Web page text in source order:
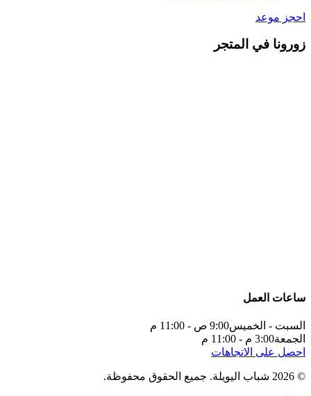
احجز موعد
زورونا في المتجر
ساعات العمل
السبت - الخميس9:00 ص - 11:00 م
الجمعة3:00 م - 11:00 م
احصل على الاتجاهات
©
2026 شباب اليويلة. جميع الحقوق محفوظة.